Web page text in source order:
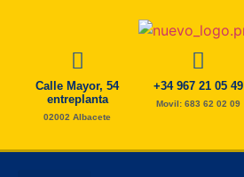
Calle Mayor, 54
entreplanta
02002 Albacete
+34 967 21 05 49
Movil: 683 62 02 09